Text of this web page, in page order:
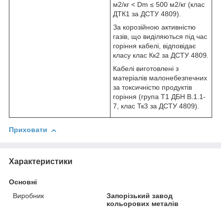
м2/кг < Dm ≤ 500 м2/кг (клас
ДТК1 за ДСТУ 4809).
За корозійною активністю
газів, що виділяються під час
горіння кабелі, відповідає
класу клас Кк2 за ДСТУ 4809.
Кабелі виготовлені з
матеріалів малонебезпечних
за токсичністю продуктів
горіння (група Т1 ДБН В.1.1-
7, клас Тк3 за ДСТУ 4809).
Приховати
Характеристики
Основні
Виробник
Запорізький завод
кольорових металів